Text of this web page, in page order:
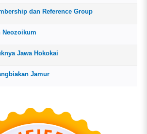
dan Reference Group
Neozoikum
Jawa Hokokai
Jamur